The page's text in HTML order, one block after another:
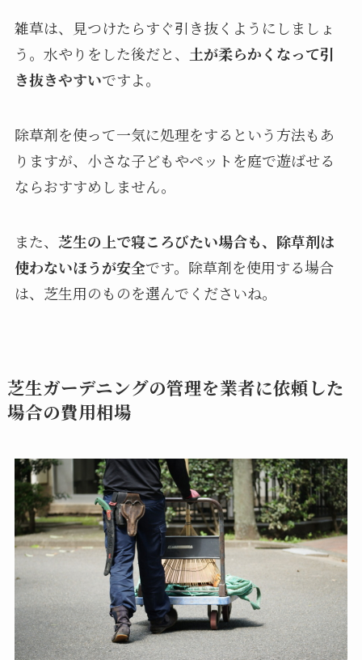
雑草は、見つけたらすぐ引き抜くようにしましょ
う。水やりをした後だと、 土が柔らかくなって引
き抜きやすいですよ。
除草剤を使って一気に処理をするという方法もあ
りますが、小さな子どもやペットを庭で遊ばせる
ならおすすめしません。
また、 芝生の上で寝ころびたい場合も、除草剤は
使わないほうが安全です。除草剤を使用する場合
は、芝生用のものを選んでくださいね。
芝生ガーデニングの管理を業者に依頼した
場合の費用相場